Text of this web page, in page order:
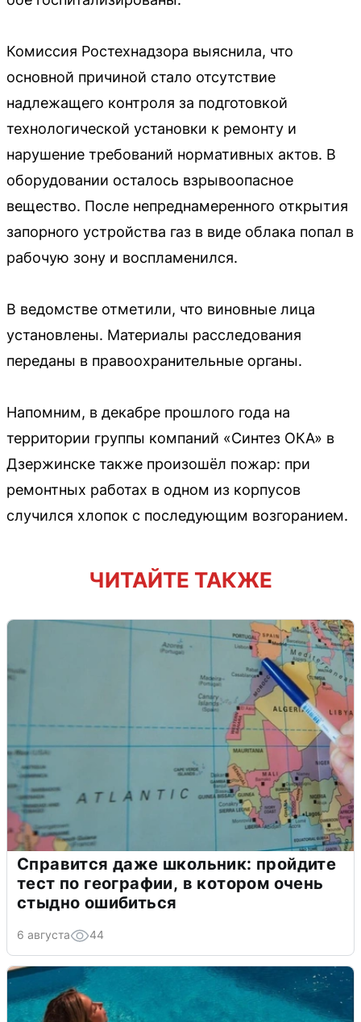
Комиссия Ростехнадзора выяснила, что
основной причиной стало отсутствие
надлежащего контроля за подготовкой
технологической установки к ремонту и
нарушение требований нормативных актов. В
оборудовании осталось взрывоопасное
вещество. После непреднамеренного открытия
запорного устройства газ в виде облака попал в
рабочую зону и воспламенился.
В ведомстве отметили, что виновные лица
установлены. Материалы расследования
переданы в правоохранительные органы.
Напомним, в декабре прошлого года на
территории группы компаний «Синтез ОКА» в
Дзержинске также произошёл пожар: при
ремонтных работах в одном из корпусов
случился хлопок с последующим возгоранием.
ЧИТАЙТЕ ТАКЖЕ
Справится даже школьник: пройдите
тест по географии, в котором очень
стыдно ошибиться
6 августа 44